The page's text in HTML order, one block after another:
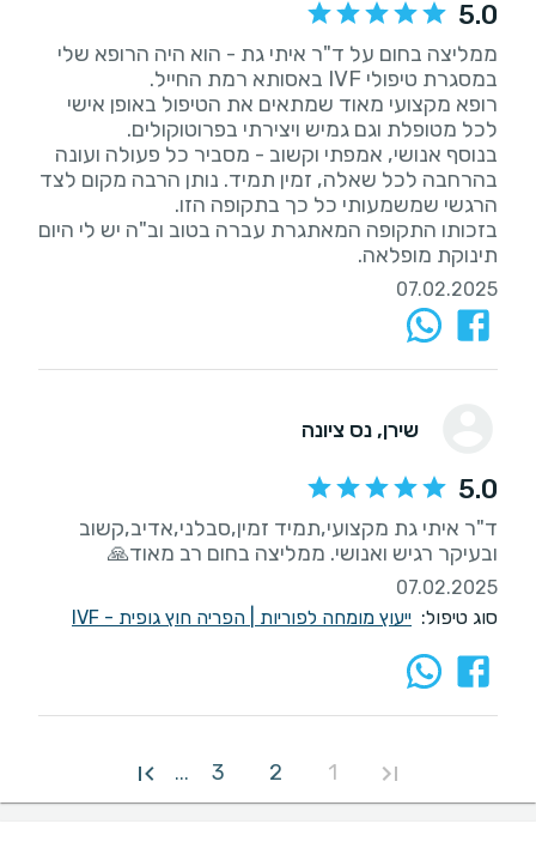
5.0
ממליצה בחום על ד"ר איתי גת - הוא היה הרופא שלי
רופא מקצועי מאוד שמתאים את הטיפול באופן אישי
בנוסף אנושי, אמפתי וקשוב - מסביר כל פעולה ועונה
בהרחבה לכל שאלה, זמין תמיד. נותן הרבה מקום לצד
בזכותו התקופה המאתגרת עברה בטוב וב"ה יש לי היום
תינוקת מופלאה.
07.02.2025
שירן, נס ציונה
5.0
ד"ר איתי גת מקצועי,תמיד זמין,סבלני,אדיב,קשוב
ובעיקר רגיש ואנושי. ממליצה בחום רב מאוד🙏
07.02.2025
סוג טיפול: ייעוץ מומחה לפוריות הפריה חוץ גופית - IVF
1
2
3
...